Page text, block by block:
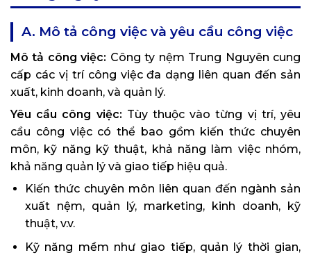
A. Mô tả công việc và yêu cầu công việc
Mô tả công việc: Công ty nệm Trung Nguyên cung
cấp các vị trí công việc đa dạng liên quan đến sản
xuất, kinh doanh, và quản lý.
Yêu cầu công việc: Tùy thuộc vào từng vị trí, yêu
cầu công việc có thể bao gồm kiến thức chuyên
môn, kỹ năng kỹ thuật, khả năng làm việc nhóm,
khả năng quản lý và giao tiếp hiệu quả.
Kiến thức chuyên môn liên quan đến ngành sản
xuất nệm, quản lý, marketing, kinh doanh, kỹ
thuật, v.v.
Kỹ năng mềm như giao tiếp, quản lý thời gian,